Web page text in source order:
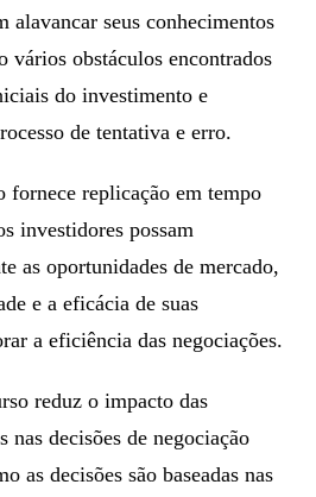
alavancar seus conhecimentos
vários obstáculos encontrados
do investimento e
de tentativa e erro.
fornece replicação em tempo
investidores possam
as oportunidades de mercado,
e a eficácia de suas
a eficiência das negociações.
reduz o impacto das
nas decisões de negociação
as decisões são baseadas nas